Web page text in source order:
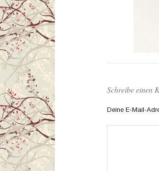
Schreibe einen
Deine E-Mail-